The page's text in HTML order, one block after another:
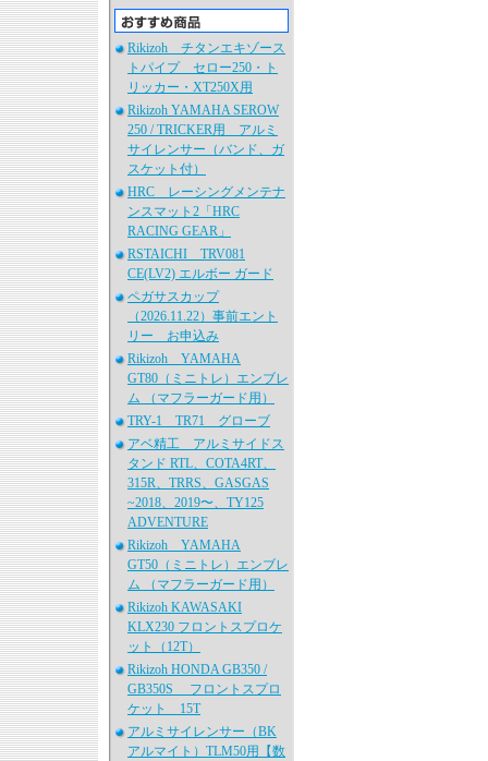
Rikizoh チタンエキゾース
トパイプ セロー250・ト
リッカー・XT250X用
Rikizoh YAMAHA SEROW
250 / TRICKER用 アルミ
サイレンサー（バンド、ガ
スケット付）
HRC レーシングメンテナ
ンスマット2「HRC
RACING GEAR」
RSTAICHI TRV081
CE(LV2) エルボー ガード
ペガサスカップ
（2026.11.22）事前エント
リー お申込み
Rikizoh YAMAHA
GT80（ミニトレ）エンブレ
ム （マフラーガード用）
TRY-1 TR71 グローブ
アベ精工 アルミサイドス
タンド RTL、COTA4RT、
315R、TRRS、GASGAS
~2018、2019〜、TY125
ADVENTURE
Rikizoh YAMAHA
GT50（ミニトレ）エンブレ
ム （マフラーガード用）
Rikizoh KAWASAKI
KLX230 フロントスプロケ
ット（12T）
Rikizoh HONDA GB350 /
GB350S フロントスプロ
ケット 15T
アルミサイレンサー（BK
アルマイト）TLM50用【数